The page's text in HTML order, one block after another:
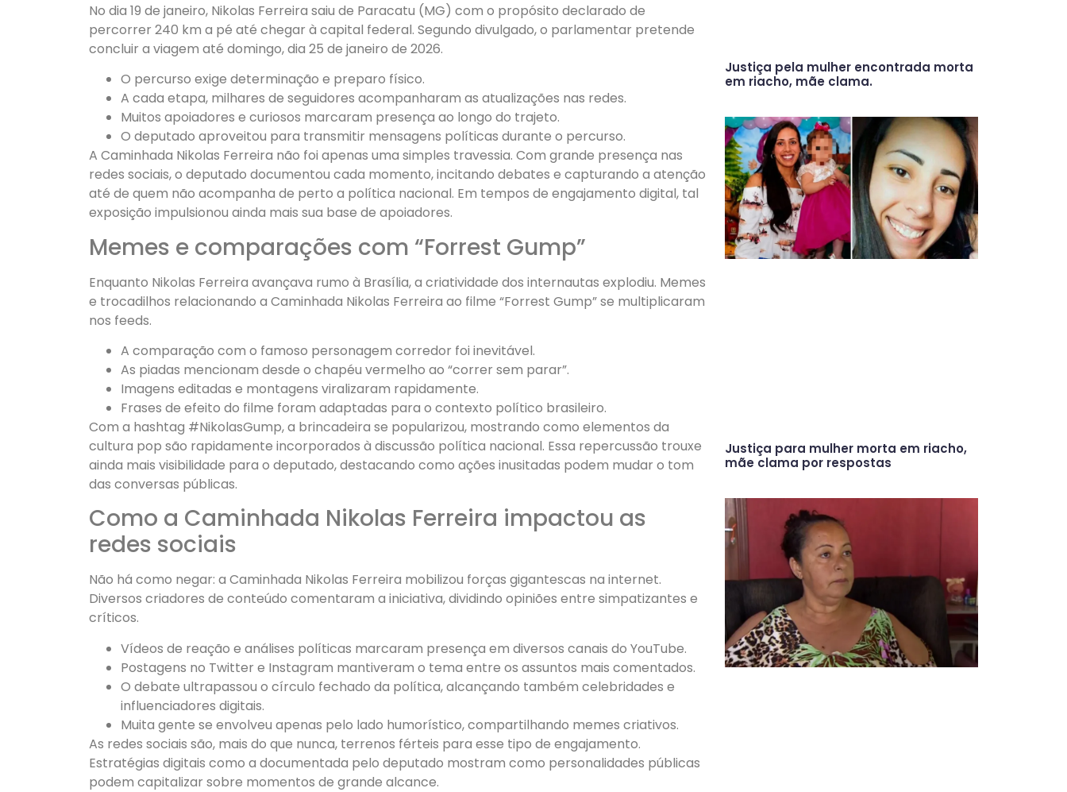
No dia 19 de janeiro, Nikolas Ferreira saiu de Paracatu (MG) com o propósito declarado de
percorrer 240 km a pé até chegar à capital federal. Segundo divulgado, o parlamentar pretende
concluir a viagem até domingo, dia 25 de janeiro de 2026.
O percurso exige determinação e preparo físico.
A cada etapa, milhares de seguidores acompanharam as atualizações nas redes.
Muitos apoiadores e curiosos marcaram presença ao longo do trajeto.
O deputado aproveitou para transmitir mensagens políticas durante o percurso.
A Caminhada Nikolas Ferreira não foi apenas uma simples travessia. Com grande presença nas
redes sociais, o deputado documentou cada momento, incitando debates e capturando a atenção
até de quem não acompanha de perto a política nacional. Em tempos de engajamento digital, tal
exposição impulsionou ainda mais sua base de apoiadores.
Memes e comparações com “Forrest Gump”
Enquanto Nikolas Ferreira avançava rumo à Brasília, a criatividade dos internautas explodiu. Memes
e trocadilhos relacionando a Caminhada Nikolas Ferreira ao filme “Forrest Gump” se multiplicaram
nos feeds.
A comparação com o famoso personagem corredor foi inevitável.
As piadas mencionam desde o chapéu vermelho ao “correr sem parar”.
Imagens editadas e montagens viralizaram rapidamente.
Frases de efeito do filme foram adaptadas para o contexto político brasileiro.
Com a hashtag #NikolasGump, a brincadeira se popularizou, mostrando como elementos da
cultura pop são rapidamente incorporados à discussão política nacional. Essa repercussão trouxe
ainda mais visibilidade para o deputado, destacando como ações inusitadas podem mudar o tom
das conversas públicas.
Como a Caminhada Nikolas Ferreira impactou as
redes sociais
Não há como negar: a Caminhada Nikolas Ferreira mobilizou forças gigantescas na internet.
Diversos criadores de conteúdo comentaram a iniciativa, dividindo opiniões entre simpatizantes e
críticos.
Vídeos de reação e análises políticas marcaram presença em diversos canais do YouTube.
Postagens no Twitter e Instagram mantiveram o tema entre os assuntos mais comentados.
O debate ultrapassou o círculo fechado da política, alcançando também celebridades e
influenciadores digitais.
Muita gente se envolveu apenas pelo lado humorístico, compartilhando memes criativos.
As redes sociais são, mais do que nunca, terrenos férteis para esse tipo de engajamento.
Estratégias digitais como a documentada pelo deputado mostram como personalidades públicas
podem capitalizar sobre momentos de grande alcance.
Justiça pela mulher encontrada morta
em riacho, mãe clama.
Justiça para mulher morta em riacho,
mãe clama por respostas